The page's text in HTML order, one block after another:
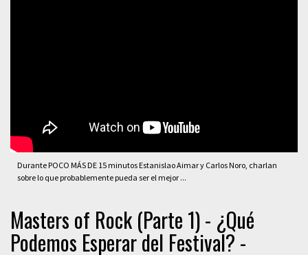
Durante POCO MÁS DE 15 minutos Estanislao Aimar y Carlos Noro, charlan
sobre lo que probablemente pueda ser el mejor ...
Masters of Rock (Parte 1) - ¿Qué
Podemos Esperar del Festival? -